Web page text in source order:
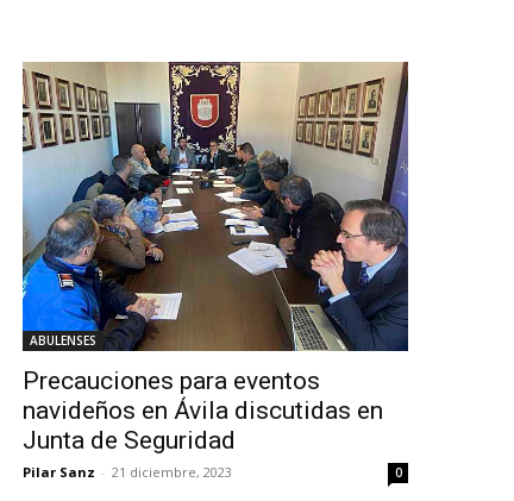
ABULENSES
Precauciones para eventos
navideños en Ávila discutidas en
Junta de Seguridad
Pilar Sanz - 21 diciembre, 2023 0